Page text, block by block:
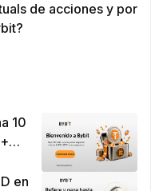
de acciones y por
10
en